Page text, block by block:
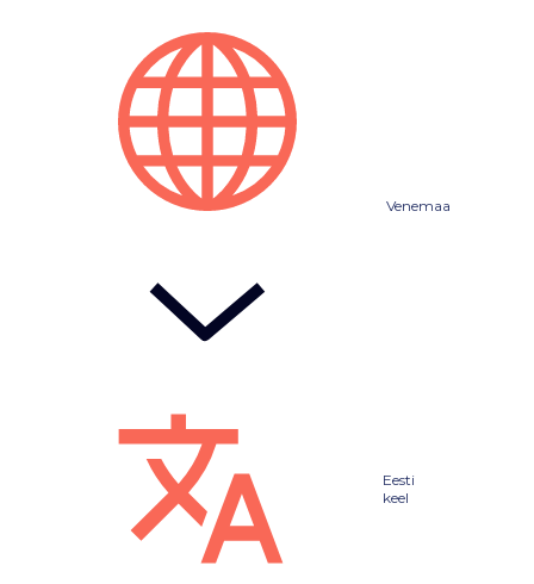
Venemaa
Eesti
keel